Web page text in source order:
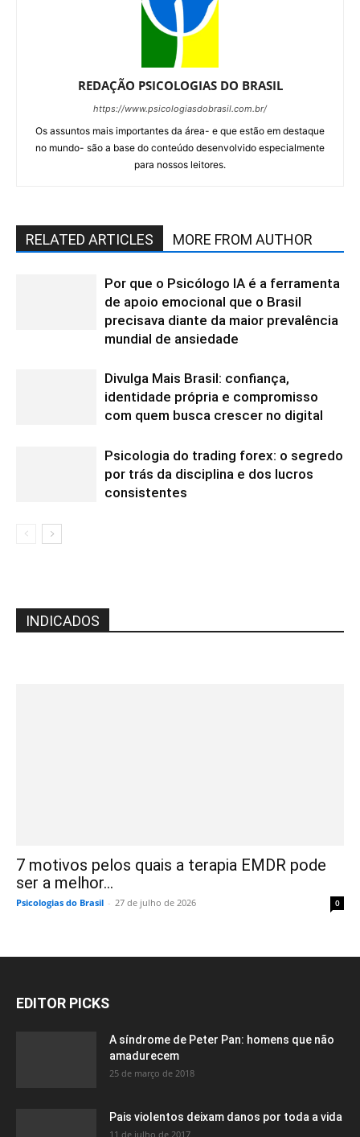
REDAÇÃO PSICOLOGIAS DO BRASIL
https://www.psicologiasdobrasil.com.br/
Os assuntos mais importantes da área- e que estão em destaque
no mundo- são a base do conteúdo desenvolvido especialmente
para nossos leitores.
RELATED ARTICLES MORE FROM AUTHOR
Por que o Psicólogo IA é a ferramenta
de apoio emocional que o Brasil
precisava diante da maior prevalência
mundial de ansiedade
Divulga Mais Brasil: confiança,
identidade própria e compromisso
com quem busca crescer no digital
Psicologia do trading forex: o segredo
por trás da disciplina e dos lucros
consistentes
INDICADOS
7 motivos pelos quais a terapia EMDR pode
ser a melhor...
Psicologias do Brasil - 27 de julho de 2026 0
EDITOR PICKS
A síndrome de Peter Pan: homens que não
amadurecem
25 de março de 2018
Pais violentos deixam danos por toda a vida
11 de julho de 2017